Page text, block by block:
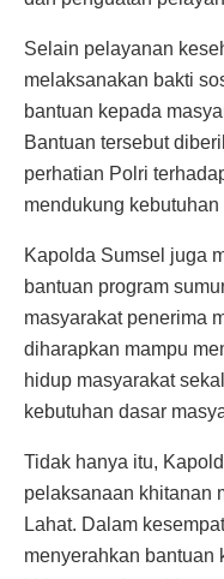
Selain pelayanan
melaksanakan bakti
bantuan kepada
Bantuan tersebut
perhatian Polri
mendukung
Kapolda Sumsel juga
bantuan program
masyarakat penerima
diharapkan mampu
hidup masyarakat
kebutuhan dasar
Tidak hanya itu,
pelaksanaan khitanan
Lahat. Dalam
menyerahkan bantuan